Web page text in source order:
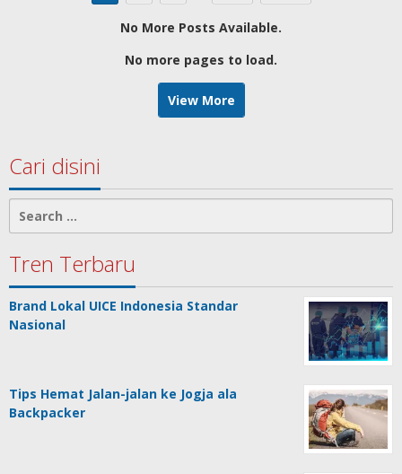
No More Posts Available.
No more pages to load.
View More
Cari disini
for:
Tren Terbaru
Brand Lokal UICE Indonesia Standar
Nasional
Tips Hemat Jalan-jalan ke Jogja ala
Backpacker